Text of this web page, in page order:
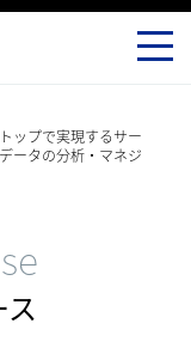
ップで実現するサー
ータの分析・マネジ